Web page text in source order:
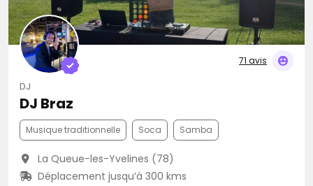
71 avis
DJ
DJ Braz
Musique traditionnelle Soca Samba
La Queue-les-Yvelines (78)
Déplacement jusqu’à 300 kms